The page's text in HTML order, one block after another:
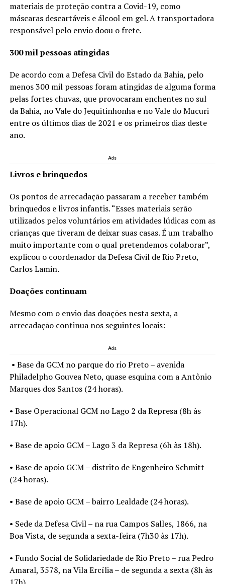
materiais de proteção contra a Covid-19, como
máscaras descartáveis e álcool em gel. A transportadora
responsável pelo envio doou o frete.
300 mil pessoas atingidas
De acordo com a Defesa Civil do Estado da Bahia, pelo
menos 300 mil pessoas foram atingidas de alguma forma
pelas fortes chuvas, que provocaram enchentes no sul
da Bahia, no Vale do Jequitinhonha e no Vale do Mucuri
entre os últimos dias de 2021 e os primeiros dias deste
ano.
Ads
Livros e brinquedos
Os pontos de arrecadação passaram a receber também
brinquedos e livros infantis. “Esses materiais serão
utilizados pelos voluntários em atividades lúdicas com as
crianças que tiveram de deixar suas casas. É um trabalho
muito importante com o qual pretendemos colaborar”,
explicou o coordenador da Defesa Civil de Rio Preto,
Carlos Lamin.
Doações continuam
Mesmo com o envio das doações nesta sexta, a
arrecadação continua nos seguintes locais:
Ads
• Base da GCM no parque do rio Preto – avenida
Philadelpho Gouvea Neto, quase esquina com a Antônio
Marques dos Santos (24 horas).
• Base Operacional GCM no Lago 2 da Represa (8h às
17h).
• Base de apoio GCM – Lago 3 da Represa (6h às 18h).
• Base de apoio GCM – distrito de Engenheiro Schmitt
(24 horas).
• Base de apoio GCM – bairro Lealdade (24 horas).
• Sede da Defesa Civil – na rua Campos Salles, 1866, na
Boa Vista, de segunda a sexta-feira (7h30 às 17h).
• Fundo Social de Solidariedade de Rio Preto – rua Pedro
Amaral, 3578, na Vila Ercília – de segunda a sexta (8h às